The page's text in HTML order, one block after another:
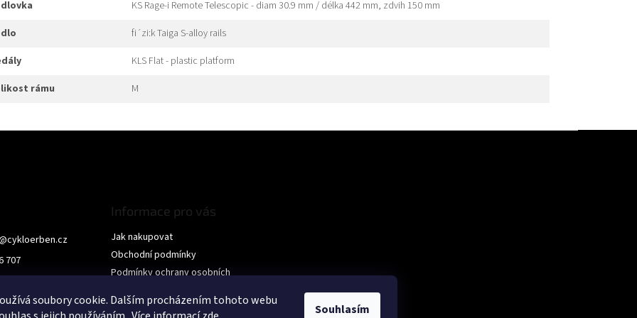
soubory cookie. Dalším procházením tohoto webu
Souhlasím
KS Rage-i Remote Telescopic - diam 30.9 mm / délka 442 mm, zdvih 150 mm
fi´zi:k Taiga S-alloy rails
KLS Flat - plastic platform
rámu
M
cykloerben.cz
707
Informace pro vás
Jak nakupovat
Obchodní podmínky
Podmínky ochrany osobních
KONTAKTY